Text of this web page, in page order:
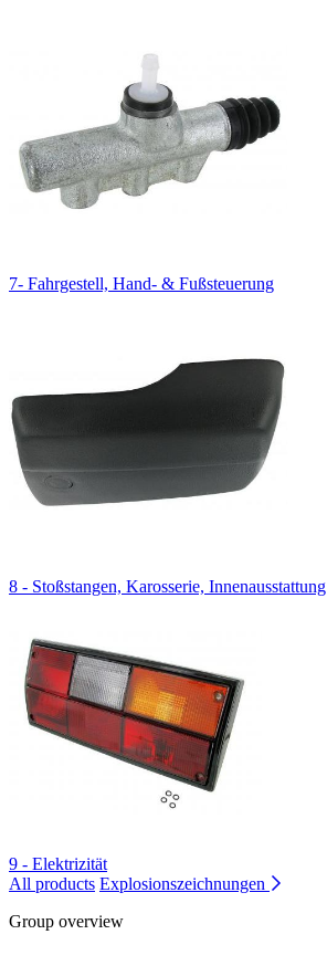
7- Fahrgestell, Hand- & Fußsteuerung
8 - Stoßstangen, Karosserie, Innenausstattung
9 - Elektrizität
All products Explosionszeichnungen
Group overview